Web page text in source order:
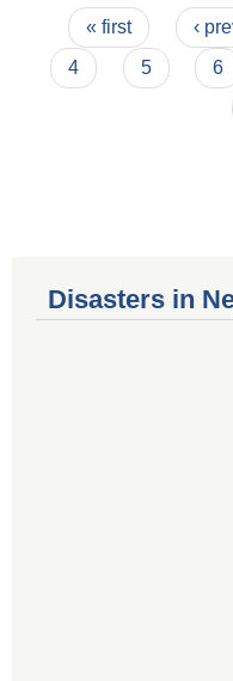
Pages
« first ‹
4
5 6
Disasters in